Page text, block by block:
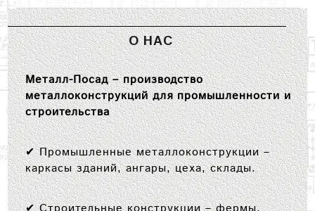
О НАС
Металл-Посад – производство
металлоконструкций для промышленности и
строительства
✔Промышленные металлоконструкции–
каркасы зданий, ангары, цеха, склады.